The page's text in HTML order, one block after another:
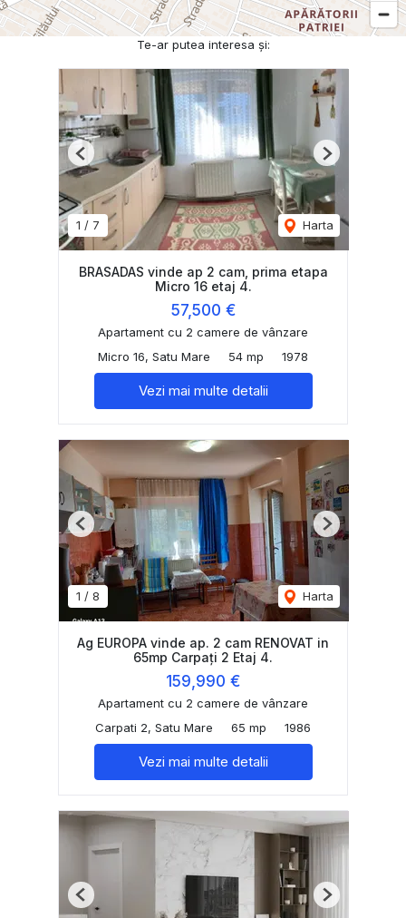
Te-ar putea interesa și:
1 / 7 Harta
Previous Next
BRASADAS vinde ap 2 cam, prima etapa
Micro 16 etaj 4.
57,500 €
Apartament cu 2 camere de vânzare
Micro 16, Satu Mare
54 mp 1978
Vezi mai multe detalii
1 / 8 Harta
Previous Next
Ag EUROPA vinde ap. 2 cam RENOVAT in
65mp Carpați 2 Etaj 4.
159,990 €
Apartament cu 2 camere de vânzare
Carpati 2, Satu Mare
65 mp 1986
Vezi mai multe detalii
Previous Next